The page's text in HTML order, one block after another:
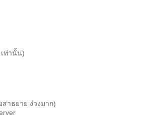
ท่านั้น)
าธยาย ง่วงมาก)